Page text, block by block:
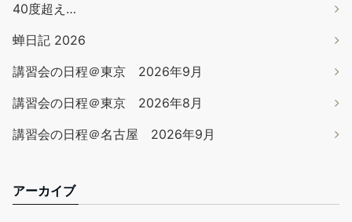
40度超え…
蝉日記 2026
講習会の日程＠東京 2026年9月
講習会の日程＠東京 2026年8月
講習会の日程＠名古屋 2026年9月
アーカイブ